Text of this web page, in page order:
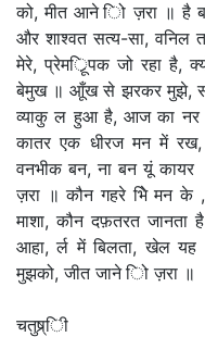
को, मीत आने िो ज़रा ॥ है
और शाश्वत सत्य-सा,
मेरे, प्रेमर्ूिपक जो रहा है,
बेमुख ॥ आूँख से झरकर मुझे,
व्याकु ल हुआ है, आज का
कातर एक धीरज मन में रख,
वनभीक बन, ना बन यूं
ज़रा ॥ कौन गहरे भेि मन के ,
माशा, कौन दफ़तरत
आहा, र्ल में बिलता, खेल यह
मुझको, जीत जाने िो ज़रा ॥
चतुष्र्िी